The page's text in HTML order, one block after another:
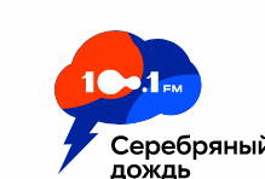
Москва 100.1 FM